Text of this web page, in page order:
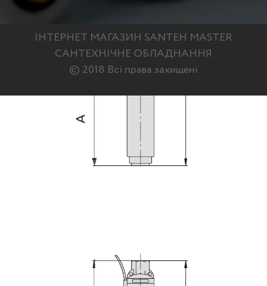
ІНТЕРНЕТ МАГАЗИН SANTEH MASTER
САНТЕХНІЧНЕ ОБЛАДНАННЯ
© 2018 Всі права захищені